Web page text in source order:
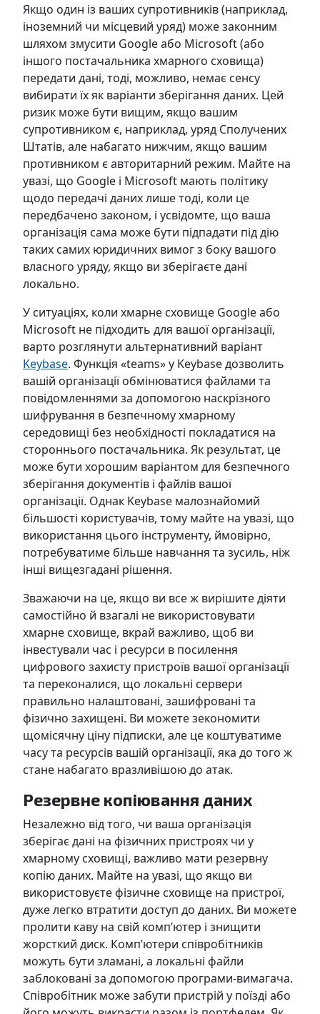
Якщо один із ваших супротивників (наприклад,
іноземний чи місцевий уряд) може законним
шляхом змусити Google або Microsoft (або
іншого постачальника хмарного сховища)
передати дані, тоді, можливо, немає сенсу
вибирати їх як варіанти зберігання даних. Цей
ризик може бути вищим, якщо вашим
супротивником є, наприклад, уряд Сполучених
Штатів, але набагато нижчим, якщо вашим
противником є авторитарний режим. Майте на
увазі, що Google і Microsoft мають політику
щодо передачі даних лише тоді, коли це
передбачено законом, і усвідомте, що ваша
організація сама може бути підпадати під дію
таких самих юридичних вимог з боку вашого
власного уряду, якщо ви зберігаєте дані
локально.
У ситуаціях, коли хмарне сховище Google або
Microsoft не підходить для вашої організації,
варто розглянути альтернативний варіант
Keybase. Функція «teams» у Keybase дозволить
вашій організації обмінюватися файлами та
повідомленнями за допомогою наскрізного
шифрування в безпечному хмарному
середовищі без необхідності покладатися на
стороннього постачальника. Як результат, це
може бути хорошим варіантом для безпечного
зберігання документів і файлів вашої
організації. Однак Keybase малознайомий
більшості користувачів, тому майте на увазі, що
використання цього інструменту, ймовірно,
потребуватиме більше навчання та зусиль, ніж
інші вищезгадані рішення.
Зважаючи на це, якщо ви все ж вирішите діяти
самостійно й взагалі не використовувати
хмарне сховище, вкрай важливо, щоб ви
інвестували час і ресурси в посилення
цифрового захисту пристроїв вашої організації
та переконалися, що локальні сервери
правильно налаштовані, зашифровані та
фізично захищені. Ви можете зекономити
щомісячну ціну підписки, але це коштуватиме
часу та ресурсів вашій організації, яка до того ж
стане набагато вразливішою до атак.
Резервне копіювання даних
Незалежно від того, чи ваша організація
зберігає дані на фізичних пристроях чи у
хмарному сховищі, важливо мати резервну
копію даних. Майте на увазі, що якщо ви
використовуєте фізичне сховище на пристрої,
дуже легко втратити доступ до даних. Ви можете
пролити каву на свій комп’ютер і знищити
жорсткий диск. Комп’ютери співробітників
можуть бути зламані, а локальні файли
заблоковані за допомогою програми-вимагача.
Співробітник може забути пристрій у поїзді або